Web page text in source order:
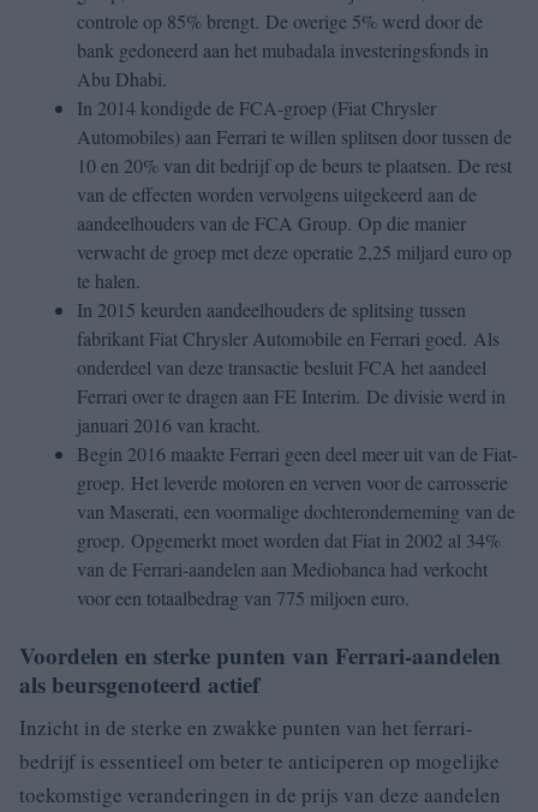
controle op 85% brengt. De overige 5% werd door de
bank gedoneerd aan het mubadala investeringsfonds in
Abu Dhabi.
In 2014 kondigde de FCA-groep (Fiat Chrysler
Automobiles) aan Ferrari te willen splitsen door tussen de
10 en 20% van dit bedrijf op de beurs te plaatsen. De rest
van de effecten worden vervolgens uitgekeerd aan de
aandeelhouders van de FCA Group. Op die manier
verwacht de groep met deze operatie 2,25 miljard euro op
te halen.
In 2015 keurden aandeelhouders de splitsing tussen
fabrikant Fiat Chrysler Automobile en Ferrari goed. Als
onderdeel van deze transactie besluit FCA het aandeel
Ferrari over te dragen aan FE Interim. De divisie werd in
januari 2016 van kracht.
Begin 2016 maakte Ferrari geen deel meer uit van de Fiat-
groep. Het leverde motoren en verven voor de carrosserie
van Maserati, een voormalige dochteronderneming van de
groep. Opgemerkt moet worden dat Fiat in 2002 al 34%
van de Ferrari-aandelen aan Mediobanca had verkocht
voor een totaalbedrag van 775 miljoen euro.
Voordelen en sterke punten van Ferrari-aandelen
als beursgenoteerd actief
Inzicht in de sterke en zwakke punten van het ferrari-
bedrijf is essentieel om beter te anticiperen op mogelijke
toekomstige veranderingen in de prijs van deze aandelen